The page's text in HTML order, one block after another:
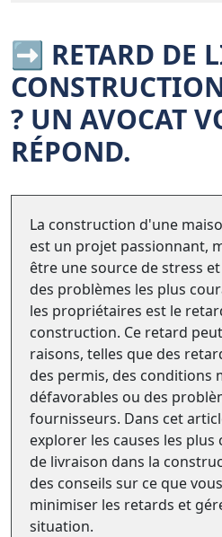
➡️ RETARD DE
? UN AVOCAT
RÉPOND.
La construction d'une
est un projet passionnant,
être une source de stress
des problèmes les plus
les propriétaires est le
construction. Ce retard
raisons, telles que des
des permis, des conditions
défavorables ou des
fournisseurs. Dans cet
explorer les causes les
de livraison dans la
des conseils sur ce que
minimiser les retards et
situation.